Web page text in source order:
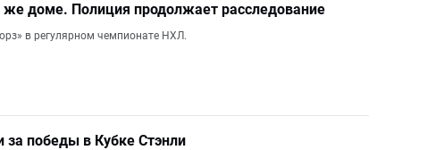
доме. Полиция продолжает расследование
в регулярном чемпионате НХЛ.
победы в Кубке Стэнли